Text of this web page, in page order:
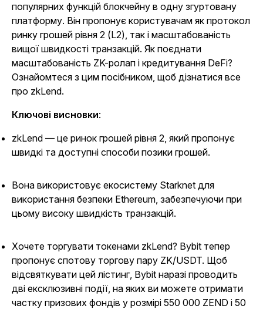
популярних функцій блокчейну в одну згуртовану
платформу. Він пропонує користувачам як протокол
ринку грошей рівня 2 (L2), так і масштабованість
вищої швидкості транзакцій. Як поєднати
масштабованість ZK-ролап і кредитування DeFi?
Ознайомтеся з цим посібником, щоб дізнатися все
про zkLend.
Ключові висновки:
zkLend — це ринок грошей рівня 2, який пропонує
швидкі та доступні способи позики грошей.
Вона використовує екосистему Starknet для
використання безпеки Ethereum, забезпечуючи при
цьому високу швидкість транзакцій.
Хочете торгувати токенами zkLend? Bybit тепер
пропонує спотову торгову пару ZK/USDT. Щоб
відсвяткувати цей лістинг, Bybit наразі проводить
дві ексклюзивні події, на яких ви можете отримати
частку призових фондів у розмірі 550 000 ZEND і 50